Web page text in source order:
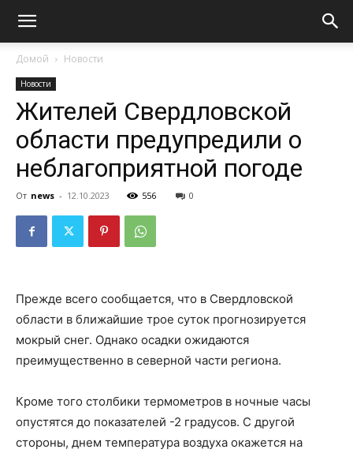
Домой Новости
Новости
Жителей Свердловской
области предупредили о
неблагоприятной погоде
От news - 12.10.2023 556 0
Прежде всего сообщается, что в Свердловской
области в ближайшие трое суток прогнозируется
мокрый снег. Однако осадки ожидаются
преимущественно в северной части региона.
Кроме того столбики термометров в ночные часы
опустятся до показателей -2 градусов. С другой
стороны, днем температура воздуха окажется на